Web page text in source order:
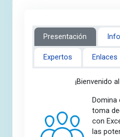
Presentación
Expertos Enlaces
¡Bienvenido
Domina
toma
con
las